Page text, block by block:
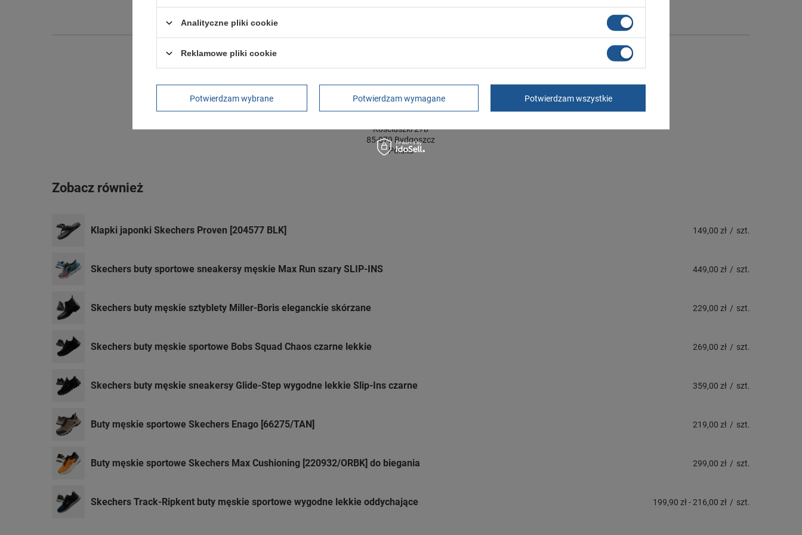
2 lata
rękojmia wyłączona dla przedsiębiorców
Kościuszki 27b
85-079 Bydgoszcz
Polska
Zobacz również
Klapki japonki Skechers Proven [204577 BLK] 149,00 zł / szt.
Skechers buty sportowe sneakersy męskie Max Run szary SLIP-INS 449,00 zł / szt.
Skechers buty męskie sztyblety Miller-Boris eleganckie skórzane 229,00 zł / szt.
Skechers buty męskie sportowe Bobs Squad Chaos czarne lekkie 269,00 zł / szt.
Skechers buty męskie sneakersy Glide-Step wygodne lekkie Slip-Ins czarne 359,00 zł / szt.
Buty męskie sportowe Skechers Enago [66275/TAN] 219,00 zł / szt.
Buty męskie sportowe Skechers Max Cushioning [220932/ORBK] do biegania 299,00 zł / szt.
Skechers Track-Ripkent buty męskie sportowe wygodne lekkie oddychające 199,90 zł-216,00 zł / szt.
Analityczne pliki cookie
Reklamowe pliki cookie
Potwierdzam wybrane Potwierdzam wymagane Potwierdzam wszystkie